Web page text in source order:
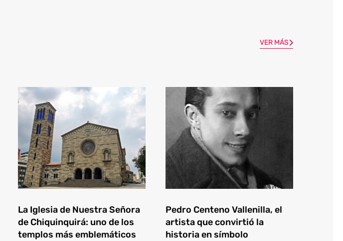
VER MÁS
La Iglesia de Nuestra Señora
de Chiquinquirá: uno de los
templos más emblemáticos
Pedro Centeno Vallenilla, el
artista que convirtió la
historia en símbolo